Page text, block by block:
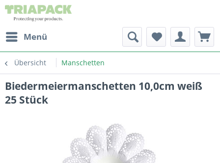
Menü
Übersicht Manschetten
Biedermeiermanschetten 10,0cm weiß
25 Stück